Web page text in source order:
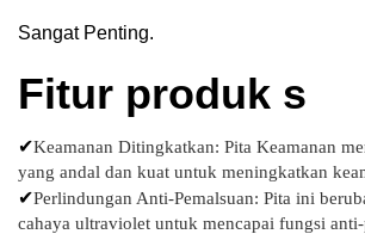
Sangat Penting.
Fitur produk s
✔Keamanan Ditingkatkan: Pita Keamanan
yang andal dan kuat untuk meningkatkan
✔Perlindungan Anti-Pemalsuan: Pita ini
cahaya ultraviolet untuk mencapai fungsi anti-